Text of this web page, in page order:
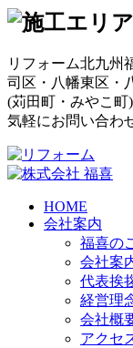
リフォーム北九州
司区 ・ 八幡東区 ・
(苅田町 ・ みやこ町
気軽にお問い合わ
HOME
会社案内
福喜の
会社案
代表挨
経営理
会社概
アクセ